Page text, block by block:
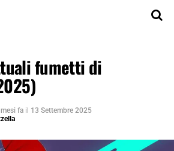
fumetti di
fa il 13 Settembre 2025